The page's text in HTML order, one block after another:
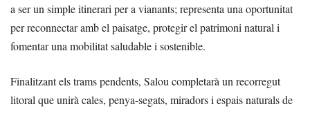
a ser un simple itinerari per a vianants; representa una oportunitat
per reconnectar amb el paisatge, protegir el patrimoni natural i
fomentar una mobilitat saludable i sostenible.
Finalitzant els trams pendents, Salou completarà un recorregut
litoral que unirà cales, penya-segats, miradors i espais naturals de